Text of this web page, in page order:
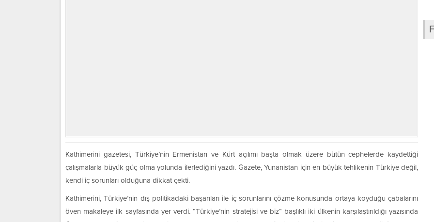
Kathimerini gazetesi, Türkiye’nin Ermenistan ve Kürt açılımı başta olmak üzere bütün cephelerde kaydettiği
çalışmalarla büyük güç olma yolunda ilerlediğini yazdı. Gazete, Yunanistan için en büyük tehlikenin Türkiye değil,
kendi iç sorunları olduğuna dikkat çekti.
Kathimerini, Türkiye’nin dış politikadaki başarıları ile iç sorunlarını çözme konusunda ortaya koyduğu çabalarını
öven makaleye ilk sayfasında yer verdi. “Türkiye’nin stratejisi ve biz“ başlıklı iki ülkenin karşılaştırıldığı yazısında